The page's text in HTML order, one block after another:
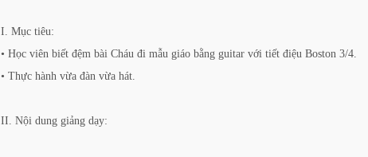
I. Mục tiêu:
• Học viên biết đệm bài Cháu đi mẫu giáo bằng guitar với tiết điệu Boston 3/4.
• Thực hành vừa đàn vừa hát.
II. Nội dung giảng dạy: